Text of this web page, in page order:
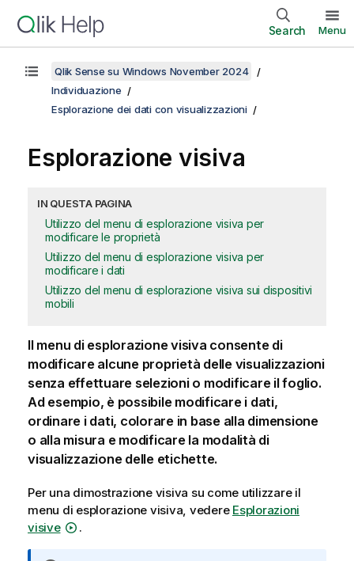
Search Menu
Qlik Sense su Windows November 2024
Individuazione
Esplorazione dei dati con visualizzazioni
Esplorazione visiva
IN QUESTA PAGINA
Utilizzo del menu di esplorazione visiva per
modificare le proprietà
Utilizzo del menu di esplorazione visiva per
modificare i dati
Utilizzo del menu di esplorazione visiva sui dispositivi
mobili
Il menu di esplorazione visiva consente di
modificare alcune proprietà delle visualizzazioni
senza effettuare selezioni o modificare il foglio.
Ad esempio, è possibile modificare i dati,
ordinare i dati, colorare in base alla dimensione
o alla misura e modificare la modalità di
visualizzazione delle etichette.
Per una dimostrazione visiva su come utilizzare il
menu di esplorazione visiva, vedere Esplorazioni
visive
.